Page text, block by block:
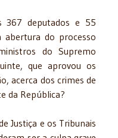
367 deputados e 55
abertura do processo
do Supremo
que aprovou os
acerca dos crimes de
da República?
Justiça e os Tribunais